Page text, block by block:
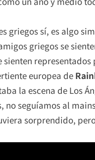
griegos sí, es algo
griegos se
sienten
europea de
la escena de Los
no seguíamos al
sorprendido,